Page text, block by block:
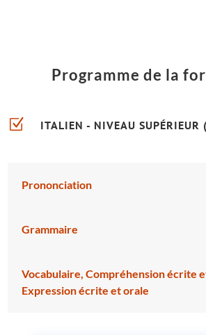
Programme de la
Z ITALIEN - NIVEAU SUPÉRIEUR
Prononciation
Grammaire
Vocabulaire, Compréhension écrite
Expression écrite et orale